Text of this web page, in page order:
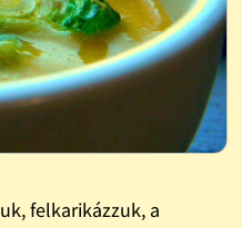
felkarikázzuk, a